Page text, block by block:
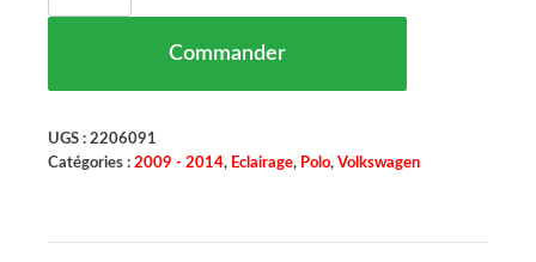
Commander
UGS : 2206091
Catégories : 2009 - 2014, Eclairage, Polo, Volkswagen